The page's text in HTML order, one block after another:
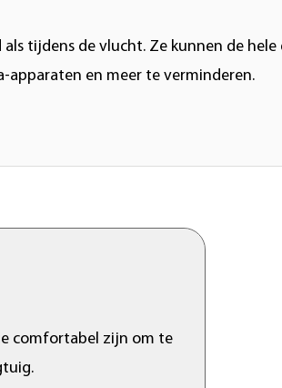
tijdens de vlucht. Ze kunnen de hele
apparaten en meer te verminderen.
comfortabel zijn om te